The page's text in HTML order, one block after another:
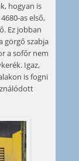
hogyan is
as első,
Ez jobban
görgő szabja
a sofőr nem
Igaz,
is fogni